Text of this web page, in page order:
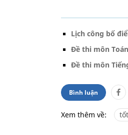
Lịch công bố
Đề thi môn
Đề thi môn
Bình luận
Xem thêm về: